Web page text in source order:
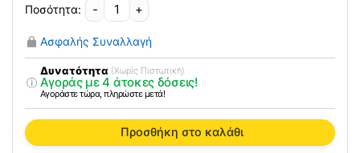
-
Αισθητήρας
Οξύμετρου
Nonin
Ενηλίκων
8000ΑΑ
ποσότητα
+
Ασφαλής Συναλλαγή
Δυνατότητα (Χωρίς Πιστωτική)
Αγοράς με 4 άτοκες δόσεις!
Αγοράστε τώρα, πληρώστε μετά!
Προσθήκη στο καλάθι